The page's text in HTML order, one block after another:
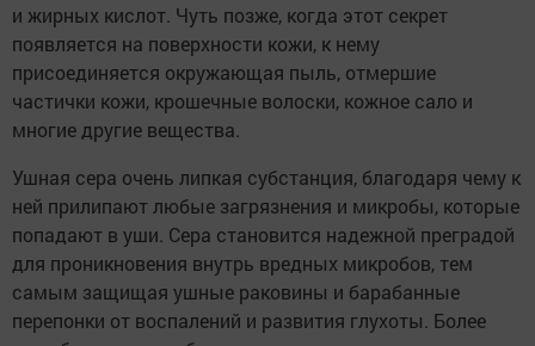
и жирных кислот. Чуть позже, когда этот секрет
появляется на поверхности кожи, к нему
присоединяется окружающая пыль, отмершие
частички кожи, крошечные волоски, кожное сало и
многие другие вещества.
Ушная сера очень липкая субстанция, благодаря чему к
ней прилипают любые загрязнения и микробы, которые
попадают в уши. Сера становится надежной преградой
для проникновения внутрь вредных микробов, тем
самым защищая ушные раковины и барабанные
перепонки от воспалений и развития глухоты. Более